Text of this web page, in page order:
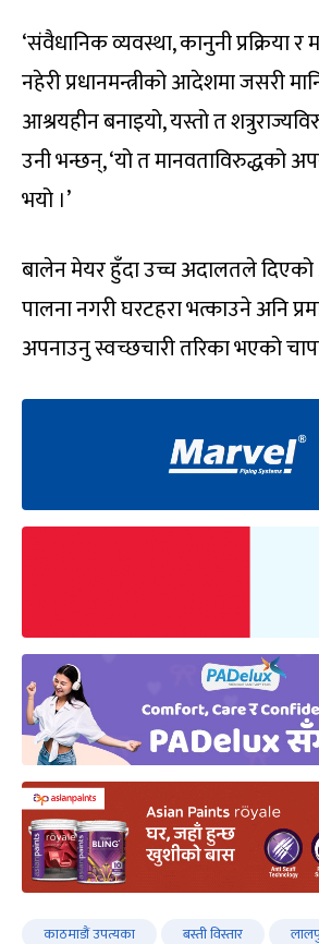
‘संवैधानिक व्यवस्था, कानुनी प्रक्रिया
नहेरी प्रधानमन्त्रीको आदेशमा जसरी
आश्रयहीन बनाइयो, यस्तो त
उनी भन्छन्, ‘यो त मानवताविरुद्धको
भयो ।’
बालेन मेयर हुँदा उच्च अदालतले
पालना नगरी घरटहरा भत्काउने अनि
अपनाउनु स्वच्छचारी तरिका भएको
काठमाडौं उपत्यका बस्ती विस्तार